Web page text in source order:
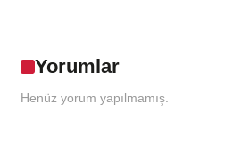
Yorumlar
Henüz yorum yapılmamış.